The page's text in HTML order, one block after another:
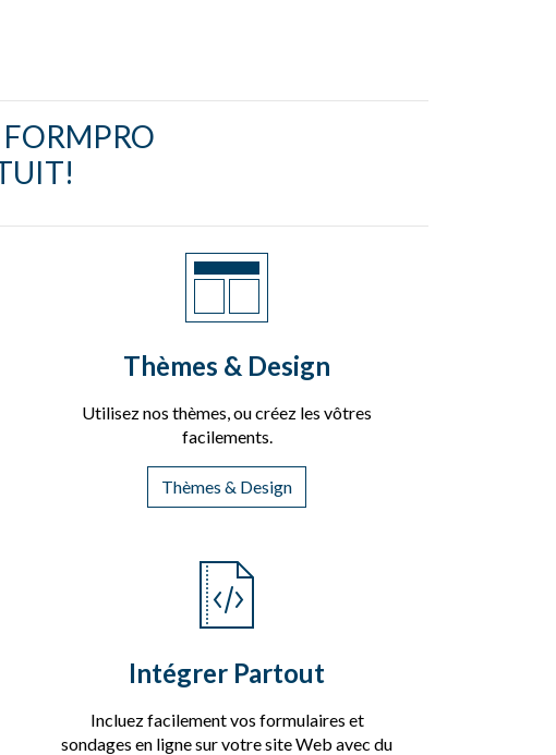
FORMPRO
Thèmes & Design
Utilisez nos thèmes, ou créez les vôtres
facilements.
Thèmes & Design
Intégrer Partout
Incluez facilement vos formulaires et
sondages en ligne sur votre site Web avec du